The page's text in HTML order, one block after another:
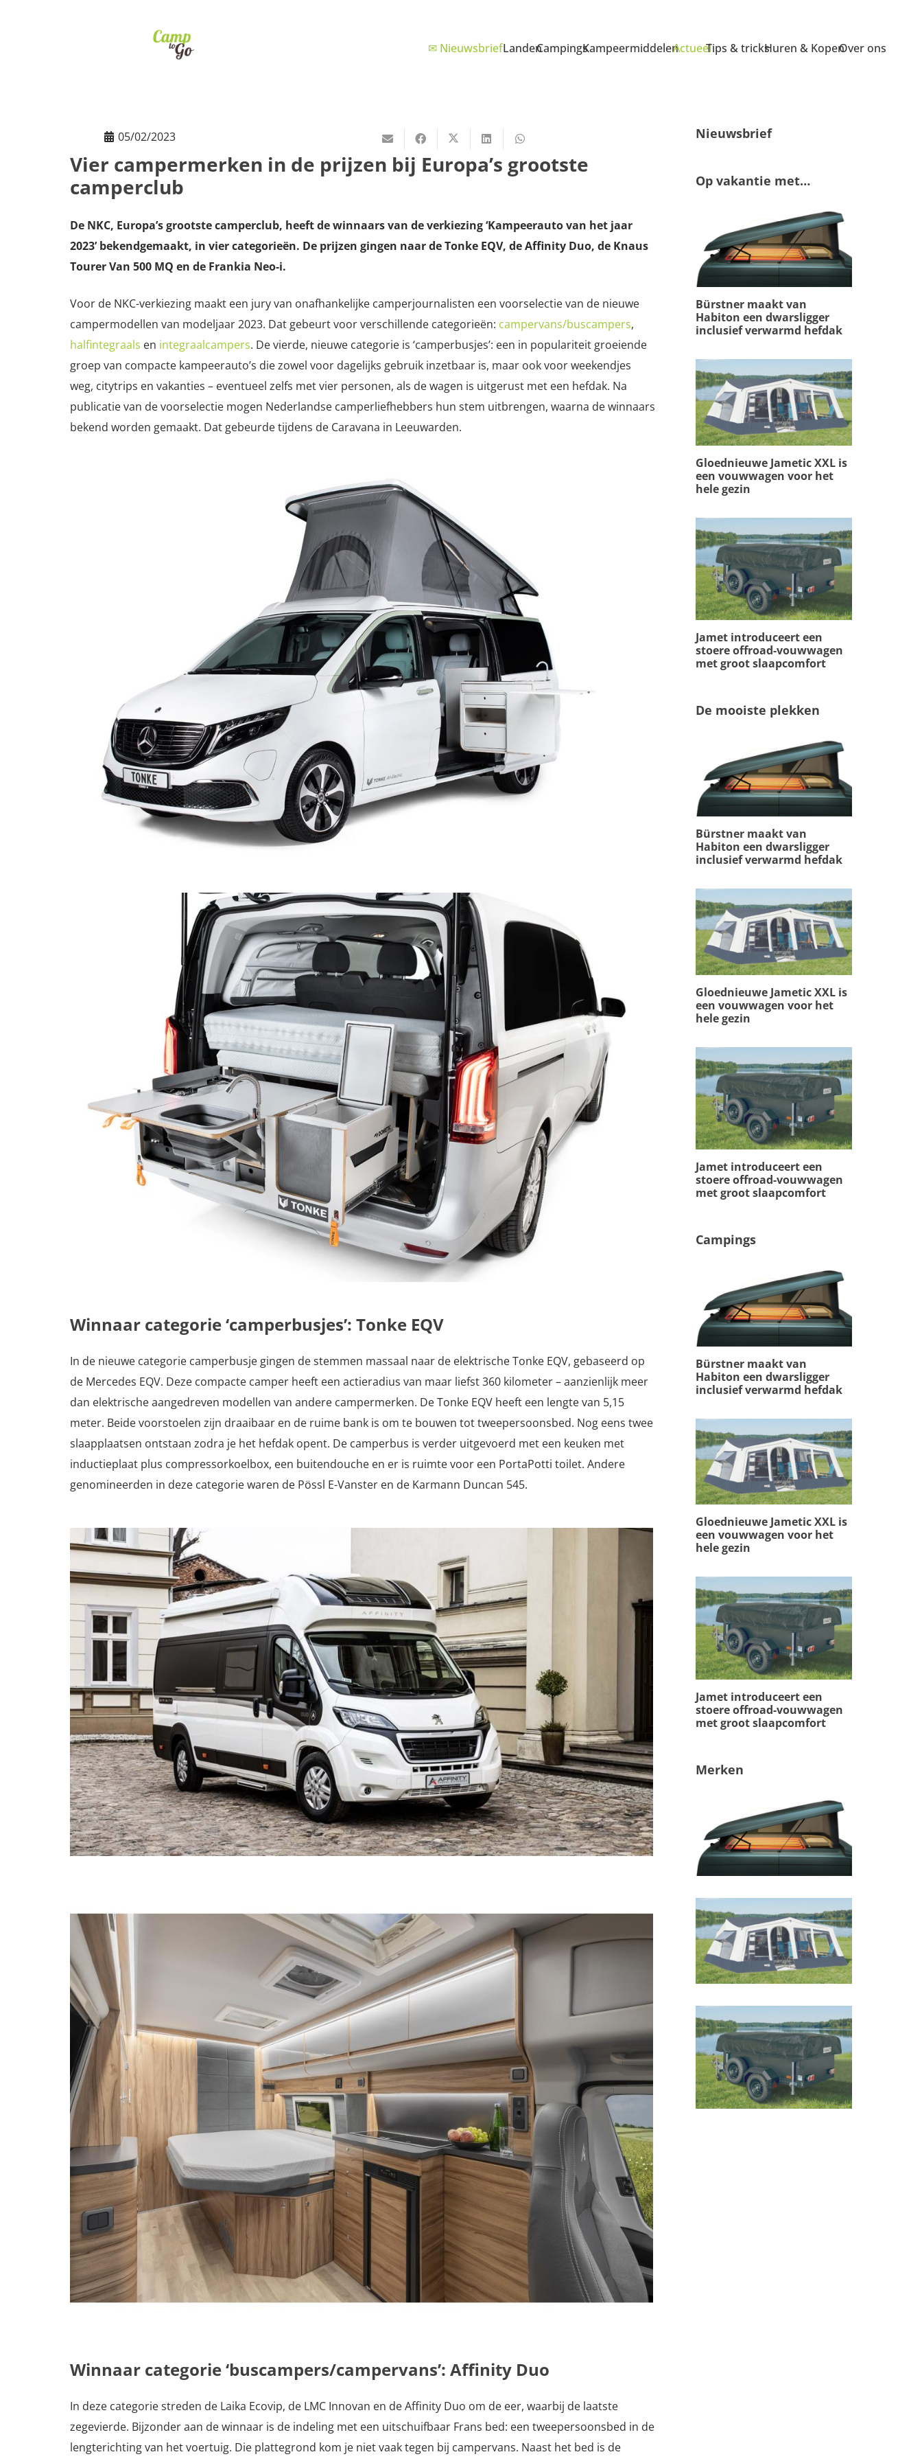
✉ NieuwsbriefLandenCampingsKampeermiddelenActueelTips & tricksHuren & KopenOver ons
05/02/2023
Vier campermerken in de prijzen bij Europa’s grootste
camperclub
De NKC, Europa’s grootste camperclub, heeft de winnaars van de verkiezing ‘Kampeerauto van het jaar
2023’ bekendgemaakt, in vier categorieën. De prijzen gingen naar de Tonke EQV, de Affinity Duo, de Knaus
Tourer Van 500 MQ en de Frankia Neo-i.
Voor de NKC-verkiezing maakt een jury van onafhankelijke camperjournalisten een voorselectie van de nieuwe
campermodellen van modeljaar 2023. Dat gebeurt voor verschillende categorieën: campervans/buscampers,
halfintegraals en integraalcampers. De vierde, nieuwe categorie is ‘camperbusjes’: een in populariteit groeiende
groep van compacte kampeerauto’s die zowel voor dagelijks gebruik inzetbaar is, maar ook voor weekendjes
weg, citytrips en vakanties – eventueel zelfs met vier personen, als de wagen is uitgerust met een hefdak. Na
publicatie van de voorselectie mogen Nederlandse camperliefhebbers hun stem uitbrengen, waarna de winnaars
bekend worden gemaakt. Dat gebeurde tijdens de Caravana in Leeuwarden.
Winnaar categorie ‘camperbusjes’: Tonke EQV
In de nieuwe categorie camperbusje gingen de stemmen massaal naar de elektrische Tonke EQV, gebaseerd op
de Mercedes EQV. Deze compacte camper heeft een actieradius van maar liefst 360 kilometer – aanzienlijk meer
dan elektrische aangedreven modellen van andere campermerken. De Tonke EQV heeft een lengte van 5,15
meter. Beide voorstoelen zijn draaibaar en de ruime bank is om te bouwen tot tweepersoonsbed. Nog eens twee
slaapplaatsen ontstaan zodra je het hefdak opent. De camperbus is verder uitgevoerd met een keuken met
inductieplaat plus compressorkoelbox, een buitendouche en er is ruimte voor een PortaPotti toilet. Andere
genomineerden in deze categorie waren de Pössl E-Vanster en de Karmann Duncan 545.
Winnaar categorie ‘buscampers/campervans’: Affinity Duo
In deze categorie streden de Laika Ecovip, de LMC Innovan en de Affinity Duo om de eer, waarbij de laatste
zegevierde. Bijzonder aan de winnaar is de indeling met een uitschuifbaar Frans bed: een tweepersoonsbed in de
lengterichting van het voertuig. Die plattegrond kom je niet vaak tegen bij campervans. Naast het bed is de
Nieuwsbrief
Op vakantie met…
Bürstner maakt van
Habiton een dwarsligger
inclusief verwarmd hefdak
Gloednieuwe Jametic XXL is
een vouwwagen voor het
hele gezin
Jamet introduceert een
stoere offroad-vouwwagen
met groot slaapcomfort
De mooiste plekken
Bürstner maakt van
Habiton een dwarsligger
inclusief verwarmd hefdak
Gloednieuwe Jametic XXL is
een vouwwagen voor het
hele gezin
Jamet introduceert een
stoere offroad-vouwwagen
met groot slaapcomfort
Campings
Bürstner maakt van
Habiton een dwarsligger
inclusief verwarmd hefdak
Gloednieuwe Jametic XXL is
een vouwwagen voor het
hele gezin
Jamet introduceert een
stoere offroad-vouwwagen
met groot slaapcomfort
Merken